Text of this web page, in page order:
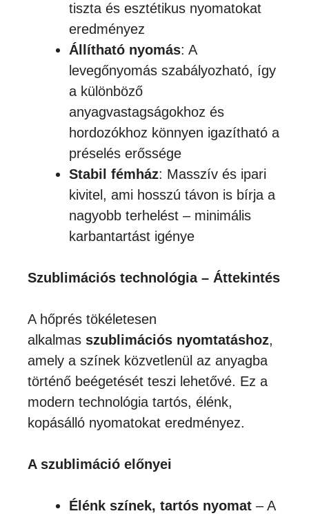
tiszta és esztétikus nyomatokat
eredményez
Állítható nyomás: A
levegőnyomás szabályozható, így
a különböző
anyagvastagságokhoz és
hordozókhoz könnyen igazítható a
préselés erőssége
Stabil fémház: Masszív és ipari
kivitel, ami hosszú távon is bírja a
nagyobb terhelést – minimális
karbantartást igénye
Szublimációs technológia – Áttekintés
A hőprés tökéletesen
alkalmas szublimációs nyomtatáshoz,
amely a színek közvetlenül az anyagba
történő beégetését teszi lehetővé. Ez a
modern technológia tartós, élénk,
kopásálló nyomatokat eredményez.
A szublimáció előnyei
Élénk színek, tartós nyomat – A